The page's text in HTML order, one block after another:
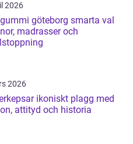
2026
göteborg smarta val
madrasser och
2026
plagg med
attityd och historia